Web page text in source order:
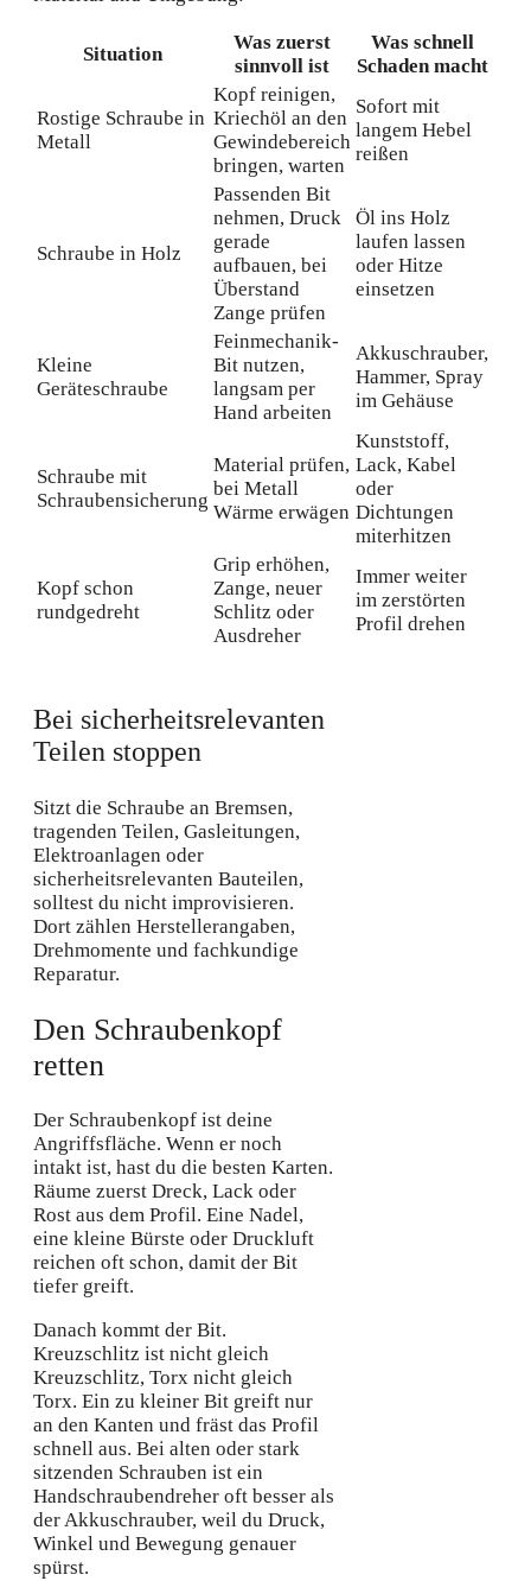
Situation
Was zuerst
sinnvoll ist
Was schnell
Schaden macht
Rostige Schraube in
Metall
Kopf reinigen,
Kriechöl an den
Gewindebereich
bringen, warten
Sofort mit
langem Hebel
reißen
Schraube in Holz
Passenden Bit
nehmen, Druck
gerade
aufbauen, bei
Überstand
Zange prüfen
Öl ins Holz
laufen lassen
oder Hitze
einsetzen
Kleine
Geräteschraube
Feinmechanik-
Bit nutzen,
langsam per
Hand arbeiten
Akkuschrauber,
Hammer, Spray
im Gehäuse
Schraube mit
Schraubensicherung
Material prüfen,
bei Metall
Wärme erwägen
Kunststoff,
Lack, Kabel
oder
Dichtungen
miterhitzen
Kopf schon
rundgedreht
Grip erhöhen,
Zange, neuer
Schlitz oder
Ausdreher
Immer weiter
im zerstörten
Profil drehen
Bei sicherheitsrelevanten
Teilen stoppen
Sitzt die Schraube an Bremsen,
tragenden Teilen, Gasleitungen,
Elektroanlagen oder
sicherheitsrelevanten Bauteilen,
solltest du nicht improvisieren.
Dort zählen Herstellerangaben,
Drehmomente und fachkundige
Reparatur.
Den Schraubenkopf
retten
Der Schraubenkopf ist deine
Angriffsfläche. Wenn er noch
intakt ist, hast du die besten Karten.
Räume zuerst Dreck, Lack oder
Rost aus dem Profil. Eine Nadel,
eine kleine Bürste oder Druckluft
reichen oft schon, damit der Bit
tiefer greift.
Danach kommt der Bit.
Kreuzschlitz ist nicht gleich
Kreuzschlitz, Torx nicht gleich
Torx. Ein zu kleiner Bit greift nur
an den Kanten und fräst das Profil
schnell aus. Bei alten oder stark
sitzenden Schrauben ist ein
Handschraubendreher oft besser als
der Akkuschrauber, weil du Druck,
Winkel und Bewegung genauer
spürst.